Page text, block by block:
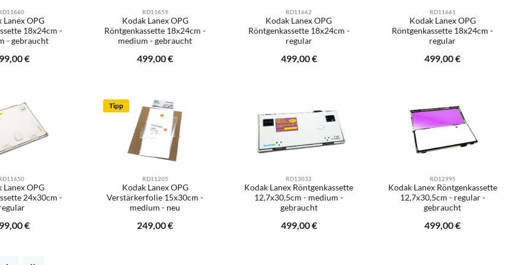
Lanex OPG
18x24cm -
- gebraucht
Preis:
€
RD11659
Kodak Lanex OPG
Röntgenkassette 18x24cm -
medium - gebraucht
Regulärer Preis:
499,00 €
RD11662
Kodak Lanex OPG
Röntgenkassette 18x24cm -
regular
Regulärer Preis:
499,00 €
RD11661
Kodak Lanex OPG
Röntgenkassette 18x24cm -
regular
Regulärer Preis:
499,00 €
Lanex OPG
24x30cm -
Preis:
€
Tipp
RD11205
Kodak Lanex OPG
Verstärkerfolie 15x30cm -
medium - neu
Regulärer Preis:
249,00 €
RD13032
Kodak Lanex Röntgenkassette
12,7x30,5cm - medium -
gebraucht
Regulärer Preis:
499,00 €
RD12995
Kodak Lanex Röntgenkassette
12,7x30,5cm - regular -
gebraucht
Regulärer Preis:
499,00 €